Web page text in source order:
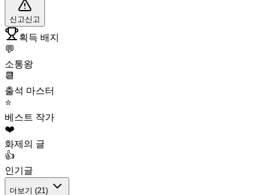
신고신고
획득 배지
💬
소통왕
📆
출석 마스터
⭐
베스트 작가
❤️
화제의 글
👍
인기글
더보기 (21)